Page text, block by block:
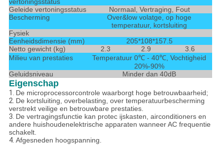
vertoningsstatus
Geleide vertoningsstatus
Normaal, Vertraging, Fout
Bescherming
Over&low volatge, op hoge
temperatuur, kortsluiting
Fysiek
Eenheidsdimensie (mm)
205*108*157.5
Netto gewicht (kg)
2.3 2.9
3.6
Milieu van prestaties
Temperatuur 0℃ - 40℃, Vochtigheid
20%-90%
Geluidsniveau
Minder dan 40dB
Eigenschap
1. De microprocessorcontrole waarborgt hoge betrouwbaarheid;
2. De kortsluiting, overbelasting, over temperatuurbescherming
verstrekt veilige en betrouwbare prestaties.
3. De vertragingsfunctie kan protec ijskasten, airconditioners en
andere huishoudenelektrische apparaten wanneer AC frequentie
schakelt.
4. Afgesneden hoogspanning.